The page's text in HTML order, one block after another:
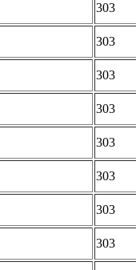
303
303
303
303
303
303
303
303